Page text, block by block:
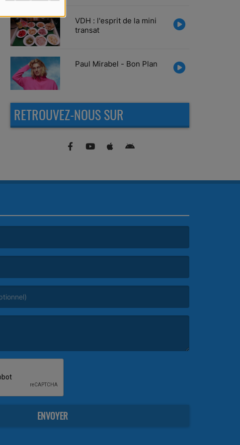
VDH : l'esprit de la mini
transat
Paul Mirabel - Bon Plan
RETROUVEZ-NOUS SUR
ENVOYER